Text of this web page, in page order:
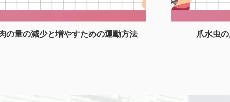
の量の減少と増やすための運動方法 爪水虫